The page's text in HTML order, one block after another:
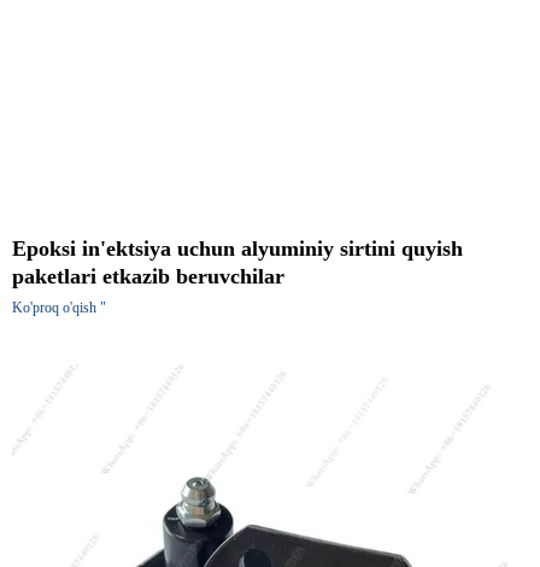
Epoksi in'ektsiya uchun alyuminiy sirtini quyish
paketlari etkazib beruvchilar
Ko'proq o'qish "